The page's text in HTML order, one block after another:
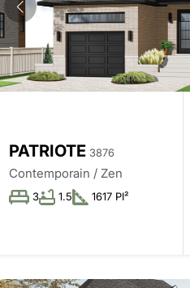
PATRIOTE 3876
Contemporain / Zen
3 1.5 1617 PI²